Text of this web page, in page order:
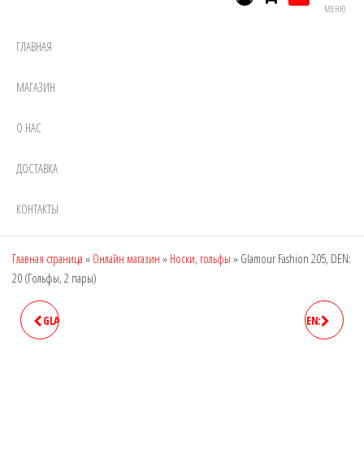
МЕНЮ
ГЛАВНАЯ
МАГАЗИН
О НАС
ДОСТАВКА
КОНТАКТЫ
Главная страница » Онлайн магазин » Носки, гольфы » Glamour Fashion 205, DEN:
20 (Гольфы, 2 пары)
GLAMOUR FASHION 204, DEN: GLAMOUR FASHION 206, DEN: